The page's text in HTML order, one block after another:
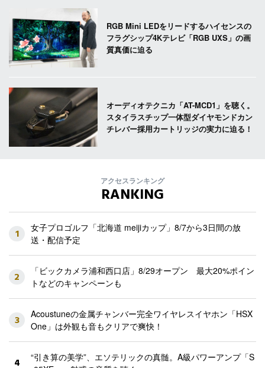
RGB Mini LEDをリードするハイセンスの
フラグシップ4Kテレビ「RGB UXS」の画
質真価に迫る
オーディオテクニカ「AT-MCD1」を聴く。
スタイラスチップ一体型ダイヤモンドカン
チレバー採用カートリッジの実力に迫る！
アクセスランキング
RANKING
1
女子プロゴルフ「北海道 meijiカップ」8/7から3日間の放
送・配信予定
2
「ビックカメラ浦和西口店」8/29オープン 最大20%ポイン
トなどのキャンペーンも
3
Acoustuneの金属チャンバー完全ワイヤレスイヤホン「HSX
One」は外観も音もクリアで爽快！
4
“引き算の美学”、エソテリックの真髄。A級パワーアンプ「S